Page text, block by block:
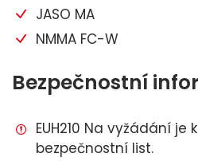
JASO MA
NMMA FC-W
Bezpečnostní
EUH210 Na vyžádání je
bezpečnostní list.